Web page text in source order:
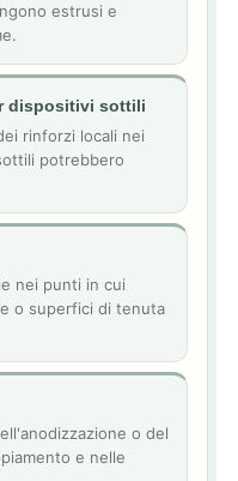
estrusi e
dispositivi sottili
rinforzi locali nei
potrebbero
nei punti in cui
o superfici di tenuta
o del
e nelle